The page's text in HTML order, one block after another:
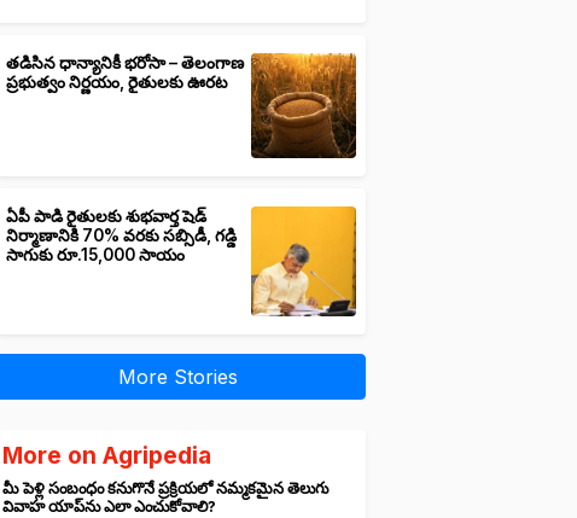
తడిసిన ధాన్యానికీ భరోసా – తెలంగాణ
ప్రభుత్వం నిర్ణయం, రైతులకు ఊరట
ఏపీ పాడి రైతులకు శుభవార్త షెడ్
నిర్మాణానికి 70% వరకు సబ్సిడీ, గడ్డి
సాగుకు రూ.15,000 సాయం
More Stories
More on Agripedia
మీ పెళ్లి సంబంధం కనుగొనే ప్రక్రియలో నమ్మకమైన తెలుగు
వివాహ యాప్‌ను ఎలా ఎంచుకోవాలి?